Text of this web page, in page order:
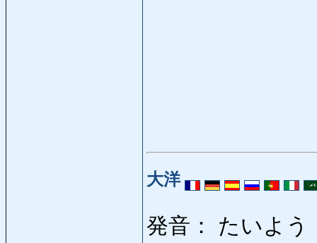
大洋
発音： たいよう